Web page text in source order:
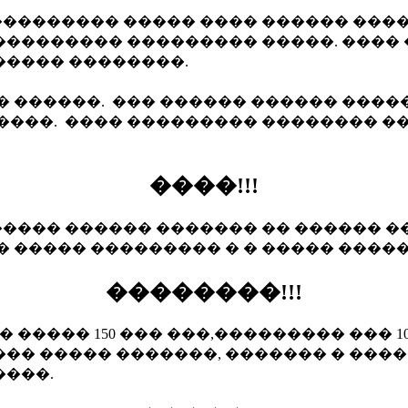
����� ���� ������
��������� �����.
��������.
������. ��� ������ ������
���� ��������� ��������
����!!!
������ ������� �� ������
��������� � � �����
��������!!!
150 ��� ���,��������� ���
����� �������, ������� �